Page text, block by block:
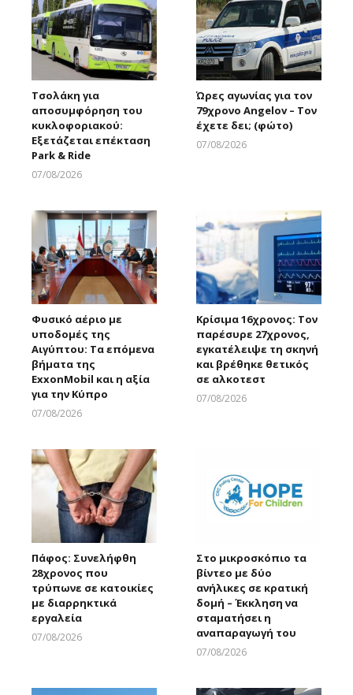
Τσολάκη για
αποσυμφόρηση του
κυκλοφοριακού:
Εξετάζεται επέκταση
Park & Ride
07/08/2026
Ώρες αγωνίας για τον
79χρονο Angelov – Τον
έχετε δει; (φώτο)
07/08/2026
Φυσικό αέριο με
υποδομές της
Αιγύπτου: Τα επόμενα
βήματα της
ExxonMobil και η αξία
για την Κύπρο
07/08/2026
Κρίσιμα 16χρονος: Τον
παρέσυρε 27χρονος,
εγκατέλειψε τη σκηνή
και βρέθηκε θετικός
σε αλκοτεστ
07/08/2026
Πάφος: Συνελήφθη
28χρονος που
τρύπωνε σε κατοικίες
με διαρρηκτικά
εργαλεία
07/08/2026
Στο μικροσκόπιο τα
βίντεο με δύο
ανήλικες σε κρατική
δομή – Έκκληση να
σταματήσει η
αναπαραγωγή του
07/08/2026